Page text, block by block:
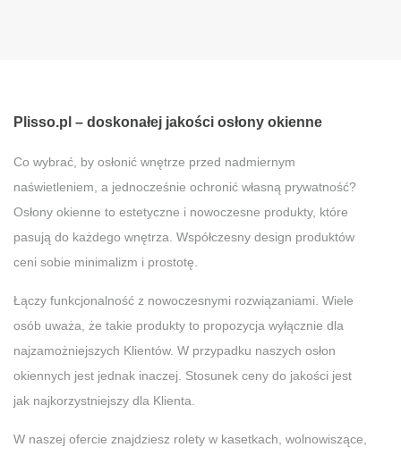
Plisso.pl – doskonałej jakości osłony okienne
Co wybrać, by osłonić wnętrze przed nadmiernym
naświetleniem, a jednocześnie ochronić własną prywatność?
Osłony okienne to estetyczne i nowoczesne produkty, które
pasują do każdego wnętrza. Współczesny design produktów
ceni sobie minimalizm i prostotę.
Łączy funkcjonalność z nowoczesnymi rozwiązaniami. Wiele
osób uważa, że takie produkty to propozycja wyłącznie dla
najzamożniejszych Klientów. W przypadku naszych osłon
okiennych jest jednak inaczej. Stosunek ceny do jakości jest
jak najkorzystniejszy dla Klienta.
W naszej ofercie znajdziesz rolety w kasetkach, wolnowiszące,